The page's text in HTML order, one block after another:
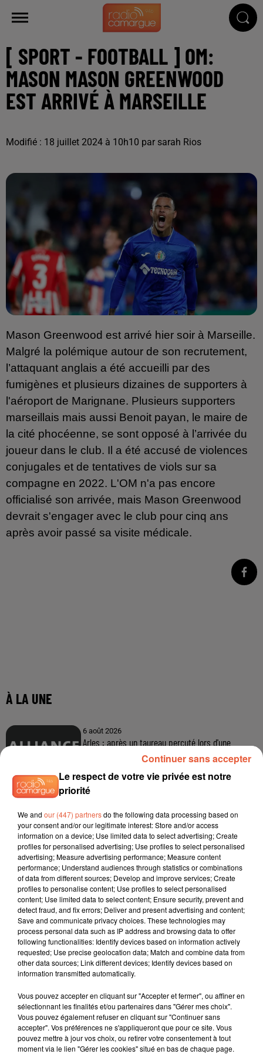
[ SPORT - FOOTBALL ] OM:
MASON MASON GREENWOOD
EST ARRIVÉ À MARSEILLE
Modifié : 18 juillet 2024 à 10h10 par sarah Rios
Mason Greenwood est arrivé hier soir à Marseille.
Malgré la polémique autour de son recrutement,
l’attaquant anglais a été accueilli par des
fumigènes et plusieurs dizaines de supporters à
l'aéroport de Marignane. Plusieurs supporters
marseillais mais aussi Benoit payan, le maire de
la cité phocéenne, se sont opposé à l’arrivée du
joueur dans le club. Il a été accusé de violences
conjugales et de tentatives de viols sur sa
compagne en 2022. L'OM n'a pas encore
officialisé son arrivée, mais Mason Greenwood
devrait s'engager avec le club pour cinq ans
après avoir passé sa visite médicale.
À LA UNE
6 août 2026
Arles : après un taureau percuté lors d'une
abrivado à Saliers,...
Éclipse solaire du 12 août 2026 : le CHU de Nîmes
appelle à la plus...
3 août 2026
Sauvage'On Festival : une première édition
électro attendue au cœur...
TITRES DIFFUSÉS
Le respect de votre vie privée est notre
priorité
We and our (447) partnersdo the following data processing based on
your consent and/or our legitimate interest: Store and/or access
information on a device; Use limited data to select advertising; Create
profiles for personalised advertising; Use profiles to select personalised
advertising; Measure advertising performance; Measure content
performance; Understand audiences through statistics or combinations
of data from different sources; Develop and improve services; Create
profiles to personalise content; Use profiles to select personalised
content; Use limited data to select content; Ensure security, prevent and
detect fraud, and fix errors; Deliver and present advertising and content;
Save and communicate privacy choices. These technologies may
process personal data such as IP address and browsing data to offer
following functionalities: Identify devices based on information actively
requested; Use precise geolocation data; Match and combine data from
other data sources; Link different devices; Identify devices based on
information transmitted automatically.
Vous pouvez accepter en cliquant sur "Accepter et fermer", ou affiner en
sélectionnant les finalités et/ou partenaires dans "Gérer mes choix".
Vous pouvez également refuser en cliquant sur "Continuer sans
accepter". Vos préférences ne s'appliqueront que pour ce site. Vous
pouvez mettre à jour vos choix, ou retirer votre consentement à tout
moment via le lien "Gérer les cookies" situé en bas de chaque page.
Continuer sans accepter